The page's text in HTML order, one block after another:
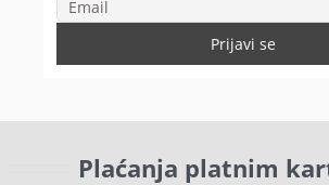
Plaćanja platnim